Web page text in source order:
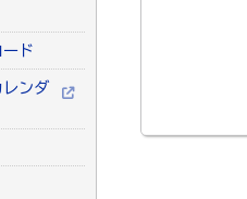
ド
レンダ